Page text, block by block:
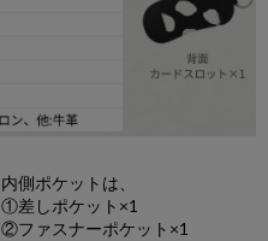
内側ポケットは、
①差しポケット×1
②ファスナーポケット×1